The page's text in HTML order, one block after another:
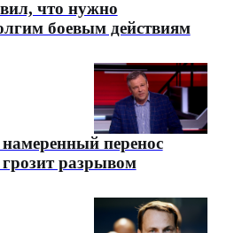
что нужно
боевым действиям
перенос
разрывом